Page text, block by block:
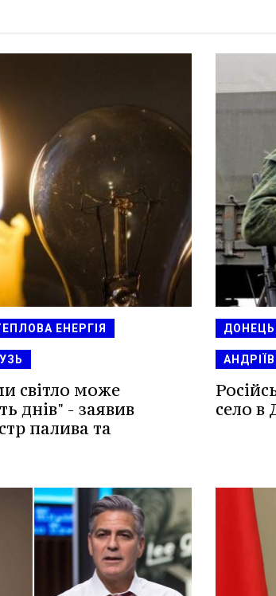
ЕНЕРГІЯ
світло може
днів" - заявив
палива та
село в